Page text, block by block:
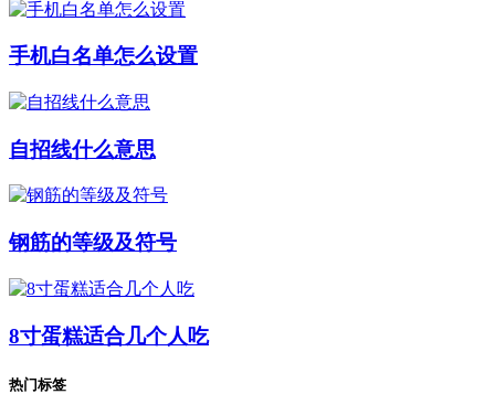
手机白名单怎么设置
自招线什么意思
钢筋的等级及符号
8寸蛋糕适合几个人吃
热门标签